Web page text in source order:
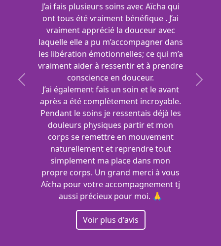
J’ai fais plusieurs soins avec Aïcha qui
ont tous été vraiment bénéfique . J’ai
vraiment apprécié la douceur avec
laquelle elle a pu m’accompagner dans
les libération émotionnelles; ce qui m’a
vraiment aider à ressentir et à prendre
conscience en douceur.
J’ai également fais un soin et le avant
après a été complètement incroyable.
Pendant le soins je ressentais déjà les
douleurs physiques partir et mon
corps se remettre en mouvement
naturellement et reprendre tout
simplement ma place dans mon
propre corps. Un grand merci à vous
Aïcha pour votre accompagnement tj
aussi précieux pour moi. 🙏
Previous Next
Voir plus d'avis